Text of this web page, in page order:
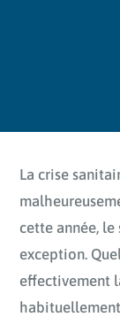
La crise
cette année,
exception.
effectivement